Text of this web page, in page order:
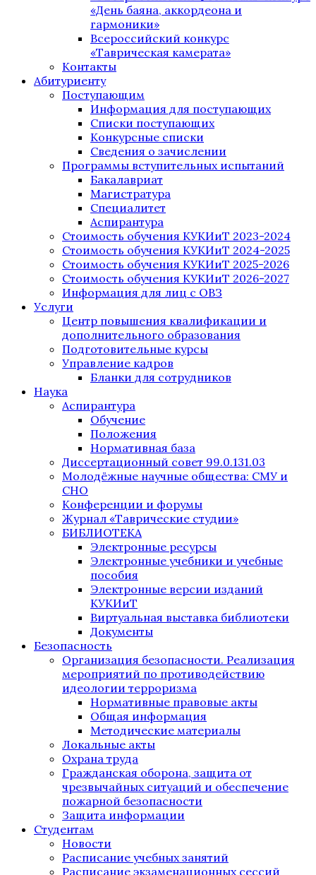
«День баяна, аккордеона и
гармоники»
Всероссийский конкурс
«Таврическая камерата»
Контакты
Абитуриенту
Поступающим
Информация для поступающих
Списки поступающих
Конкурсные списки
Сведения о зачислении
Программы вступительных испытаний
Бакалавриат
Магистратура
Специалитет
Аспирантура
Стоимость обучения КУКИиТ 2023-2024
Стоимость обучения КУКИиТ 2024-2025
Стоимость обучения КУКИиТ 2025-2026
Стоимость обучения КУКИиТ 2026-2027
Информация для лиц с ОВЗ
Услуги
Центр повышения квалификации и
дополнительного образования
Подготовительные курсы
Управление кадров
Бланки для сотрудников
Наука
Аспирантура
Обучение
Положения
Нормативная база
Диссертационный совет 99.0.131.03
Молодёжные научные общества: СМУ и
СНО
Конференции и форумы
Журнал «Таврические студии»
БИБЛИОТЕКА
Электронные ресурсы
Электронные учебники и учебные
пособия
Электронные версии изданий
КУКИиТ
Виртуальная выставка библиотеки
Документы
Безопасность
Организация безопасности. Реализация
мероприятий по противодействию
идеологии терроризма
Нормативные правовые акты
Общая информация
Методические материалы
Локальные акты
Охрана труда
Гражданская оборона, защита от
чрезвычайных ситуаций и обеспечение
пожарной безопасности
Защита информации
Студентам
Новости
Расписание учебных занятий
Расписание экзаменационных сессий